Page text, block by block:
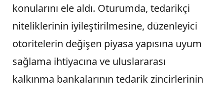
konularını ele aldı. Oturumda, tedarikçi
niteliklerinin iyileştirilmesine, düzenleyici
otoritelerin değişen piyasa yapısına uyum
sağlama ihtiyacına ve uluslararası
kalkınma bankalarının tedarik zincirlerinin